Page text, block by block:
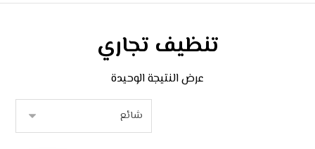
تنظيف تجاري
عرض النتيجة الوحيدة